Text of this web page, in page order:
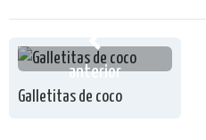
anterior
Galletitas de coco